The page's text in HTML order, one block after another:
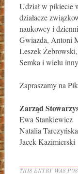
Udział w pikiecie
działacze
naukowcy i
Gwiazda, Antoni
Leszek
Semka i wielu
Zapraszamy na
Zarząd
Ewa Stankiewicz
Natalia Tarczyńska
Jacek Kazimierski
THIS ENTRY WAS